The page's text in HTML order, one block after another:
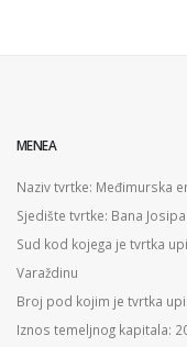
MENEA
Naziv tvrtke: Međimurska
Sjedište tvrtke: Bana
Sud kod kojega je tvrtka
Varaždinu
Broj pod kojim je tvrtka
Iznos temeljnog kapitala: